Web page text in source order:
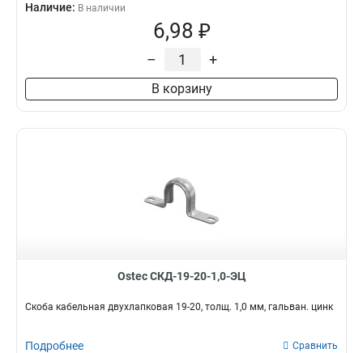
Наличие: В наличии
6,98 ₽
– +
В корзину
Ostec СКД-19-20-1,0-ЭЦ
Скоба кабельная двухлапковая 19-20, толщ. 1,0 мм, гальван. цинк
Подробнее Сравнить